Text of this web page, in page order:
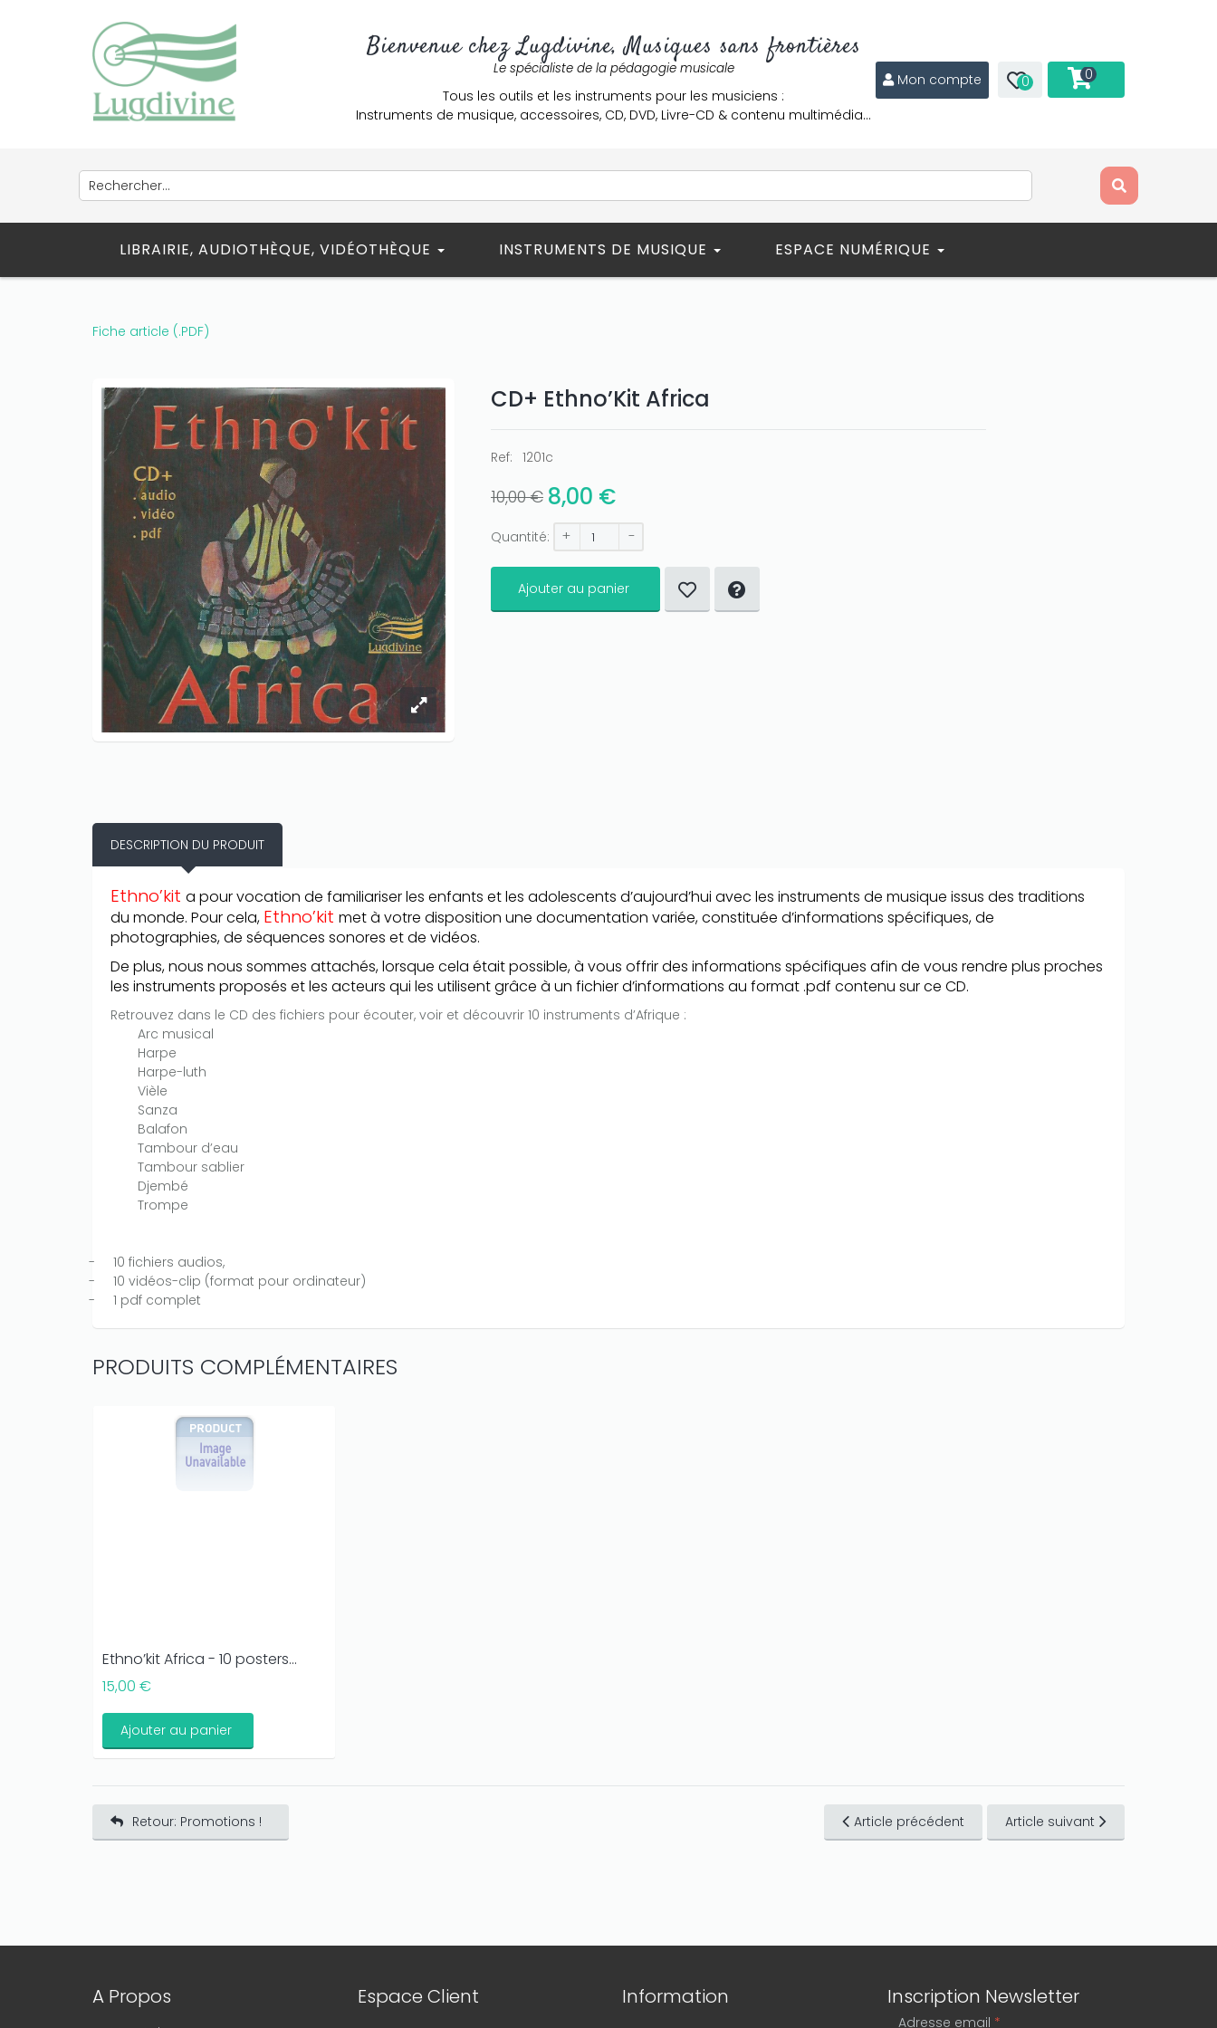
Bienvenue chez Lugdivine, Musiques sans frontières
Le spécialiste de la pédagogie musicale
Tous les outils et les instruments pour les musiciens :
Instruments de musique, accessoires, CD, DVD, Livre-CD & contenu multimédia…
Mon compte 0 0
LIBRAIRIE, AUDIOTHÈQUE, VIDÉOTHÈQUE INSTRUMENTS DE MUSIQUE ESPACE NUMÉRIQUE
Fiche article (.PDF)
CD+ Ethno’Kit Africa
Ref: 1201c
10,00 € 8,00 €
Quantité: + -
Ajouter au panier
DESCRIPTION DU PRODUIT
Ethno’kit a pour vocation de familiariser les enfants et les adolescents d’aujourd’hui avec les instruments de musique issus des traditions
du monde. Pour cela, Ethno’kit met à votre disposition une documentation variée, constituée d’informations spécifiques, de
photographies, de séquences sonores et de vidéos.
De plus, nous nous sommes attachés, lorsque cela était possible, à vous offrir des informations spécifiques afin de vous rendre plus proches
les instruments proposés et les acteurs qui les utilisent grâce à un fichier d’informations au format .pdf contenu sur ce CD.
Retrouvez dans le CD des fichiers pour écouter, voir et découvrir 10 instruments d’Afrique :
Arc musical
Harpe
Harpe-luth
Vièle
Sanza
Balafon
Tambour d’eau
Tambour sablier
Djembé
Trompe
-
10 fichiers audios,
-
10 vidéos-clip (format pour ordinateur)
-
1 pdf complet
PRODUITS COMPLÉMENTAIRES
Ethno’kit Africa - 10 posters...
15,00 €
Ajouter au panier
Retour: Promotions ! Article précédent Article suivant
A Propos
Only play atJoo casinoif you really
want to win a huge amount on your
credits!
Espace Client Information Inscription Newsletter
Adresse email *